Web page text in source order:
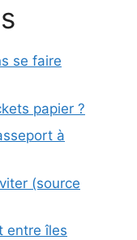
se faire
papier ?
à
(source
entre îles